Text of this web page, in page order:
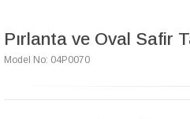
Pırlanta ve Oval Safir
Model No: 04P0070